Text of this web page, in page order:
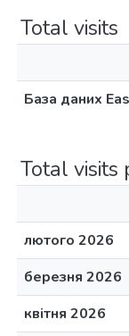
Total visits
База даних
Total visits
лютого 2026
березня 2026
квітня 2026